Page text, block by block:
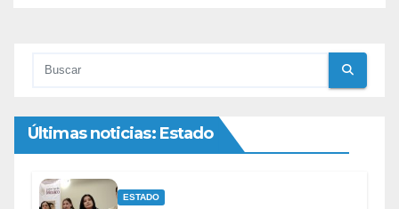
Últimas noticias: Estado
ESTADO